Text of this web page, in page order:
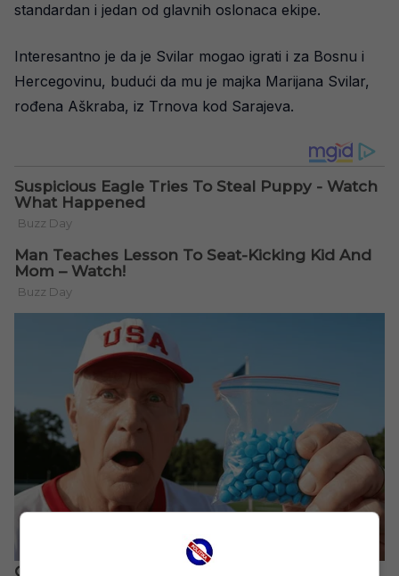
standardan i jedan od glavnih oslonaca ekipe.
Interesantno je da je Svilar mogao igrati i za Bosnu i
Hercegovinu, budući da mu je majka Marijana Svilar,
rođena Aškraba, iz Trnova kod Sarajeva.